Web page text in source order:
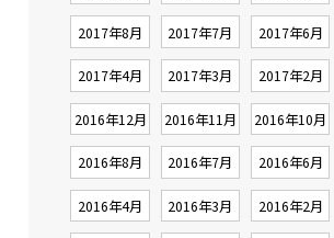
2017年8月 2017年7月 2017年6月
2017年4月 2017年3月 2017年2月
2016年12月 2016年11月 2016年10月
2016年8月 2016年7月 2016年6月
2016年4月 2016年3月 2016年2月